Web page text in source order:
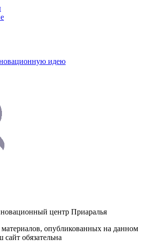
идею
центр Приаралья
опубликованных на данном
обязательна